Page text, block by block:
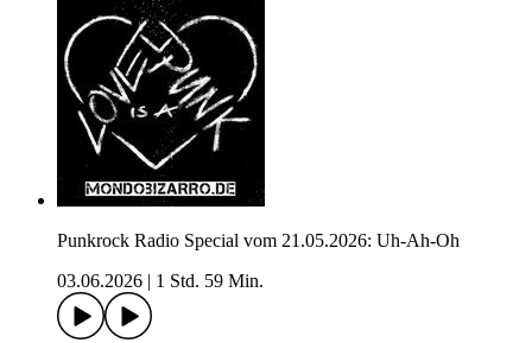
Punkrock Radio Special vom 21.05.2026: Uh-Ah-Oh
03.06.2026
1 Std. 59 Min.